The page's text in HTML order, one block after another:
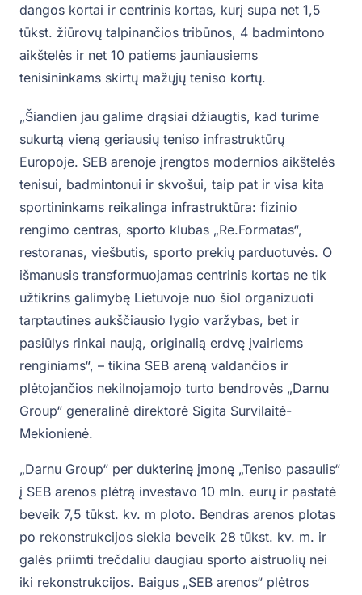
dangos kortai ir centrinis kortas, kurį supa net 1,5
tūkst. žiūrovų talpinančios tribūnos, 4 badmintono
aikštelės ir net 10 patiems jauniausiems
tenisininkams skirtų mažųjų teniso kortų.
„Šiandien jau galime drąsiai džiaugtis, kad turime
sukurtą vieną geriausių teniso infrastruktūrų
Europoje. SEB arenoje įrengtos modernios aikštelės
tenisui, badmintonui ir skvošui, taip pat ir visa kita
sportininkams reikalinga infrastruktūra: fizinio
rengimo centras, sporto klubas „Re.Formatas“,
restoranas, viešbutis, sporto prekių parduotuvės. O
išmanusis transformuojamas centrinis kortas ne tik
užtikrins galimybę Lietuvoje nuo šiol organizuoti
tarptautines aukščiausio lygio varžybas, bet ir
pasiūlys rinkai naują, originalią erdvę įvairiems
renginiams“, – tikina SEB areną valdančios ir
plėtojančios nekilnojamojo turto bendrovės „Darnu
Group“ generalinė direktorė Sigita Survilaitė-
Mekionienė.
„Darnu Group“ per dukterinę įmonę „Teniso pasaulis“
į SEB arenos plėtrą investavo 10 mln. eurų ir pastatė
beveik 7,5 tūkst. kv. m ploto. Bendras arenos plotas
po rekonstrukcijos siekia beveik 28 tūkst. kv. m. ir
galės priimti trečdaliu daugiau sporto aistruolių nei
iki rekonstrukcijos. Baigus „SEB arenos“ plėtros